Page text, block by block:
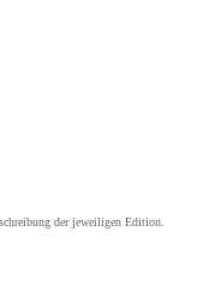
der jeweiligen Edition.